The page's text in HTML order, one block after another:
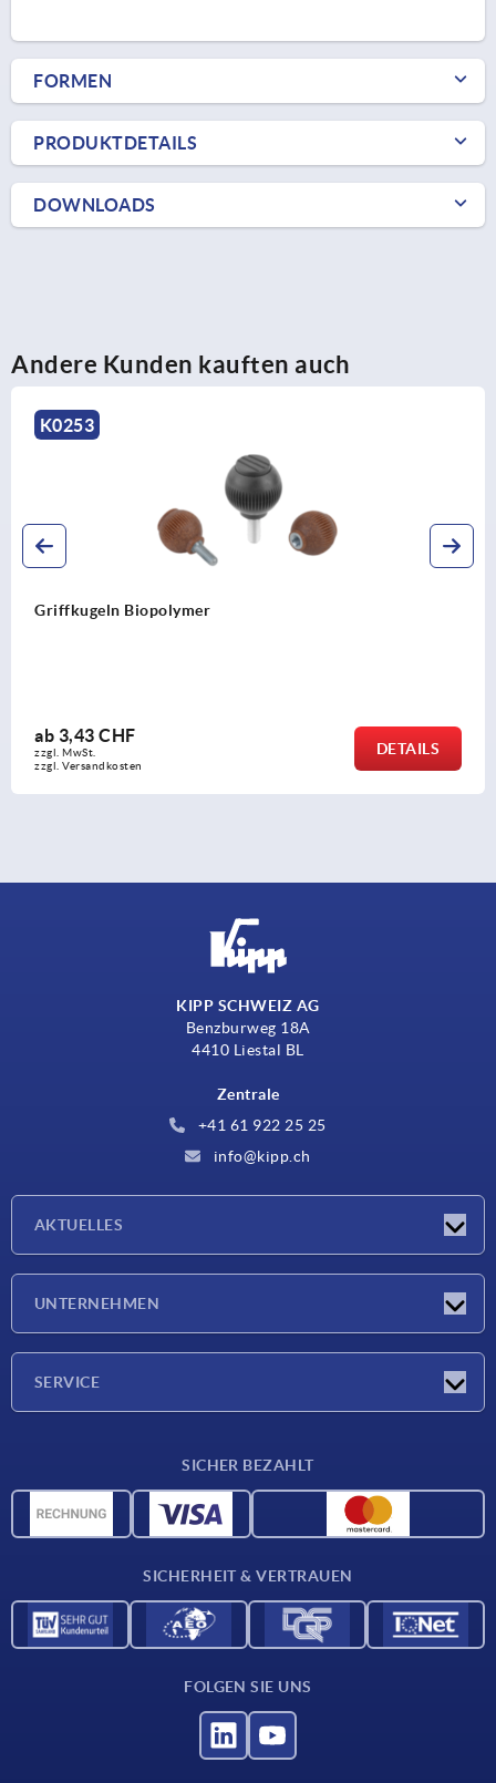
FORMEN
PRODUKTDETAILS
DOWNLOADS
Andere Kunden kauften auch
0,46
zzgl. MwSt.
zzgl.
KIPP SCHWEIZ AG
Benzburweg 18A
4410 Liestal BL
Zentrale
+41 61 922 25 25
info@kipp.ch
AKTUELLES
UNTERNEHMEN
SERVICE
CAD-Daten
SICHER BEZAHLT
SICHERHEIT & VERTRAUEN
FOLGEN SIE UNS